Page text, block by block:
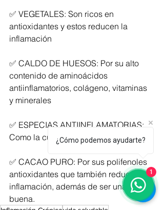
✅ VEGETALES: Son ricos en
antioxidantes y estos reducen la
inflamación
✅ CALDO DE HUESOS: Por su alto
contenido de aminoácidos
antiinflamatorios, colágeno, vitaminas
y minerales
✅ ESPECIAS ANTIINFLAMATORIAS:
Como la cúrcuma y el jengibre
✅ CACAO PURO: Por sus polifenoles
antioxidantes que también reducen la
inflamación, además de ser una grasa
buena.
¿Cómo podemos ayudarte?
1